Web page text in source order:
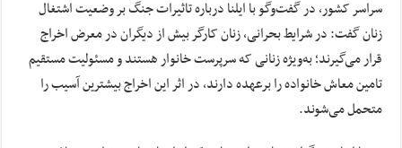
سراسر کشور، در گفت‌وگو با ایلنا درباره تاثیرات جنگ بر وضعیت اشتغال
زنان گفت: در شرایط بحرانی، زنان کارگر بیش از دیگران در معرض اخراج
قرار می‌گیرند؛ به‌ویژه زنانی که سرپرست خانوار هستند و مسئولیت مستقیم
تامین معاش خانواده را برعهده دارند، در اثر این اخراج بیشترین آسیب را
متحمل می‌شوند.